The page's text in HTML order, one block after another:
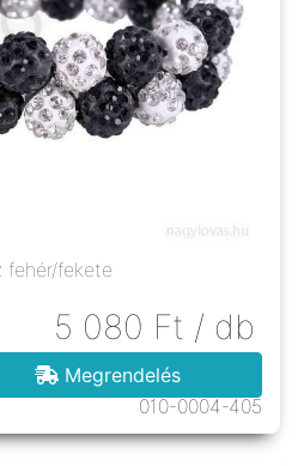
fehér/fekete
5 080 Ft / db
Megrendelés
010-0004-405